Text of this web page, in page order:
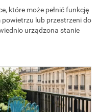
które może pełnić funkcję
lub przestrzeni do
urządzona stanie